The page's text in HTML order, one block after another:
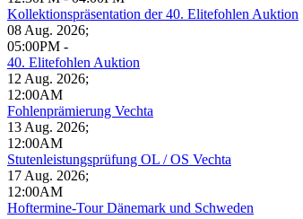
Kollektionspräsentation der 40. Elitefohlen Auktion
08 Aug. 2026;
05:00PM -
40. Elitefohlen Auktion
12 Aug. 2026;
12:00AM
Fohlenprämierung Vechta
13 Aug. 2026;
12:00AM
Stutenleistungsprüfung OL / OS Vechta
17 Aug. 2026;
12:00AM
Hoftermine-Tour Dänemark und Schweden